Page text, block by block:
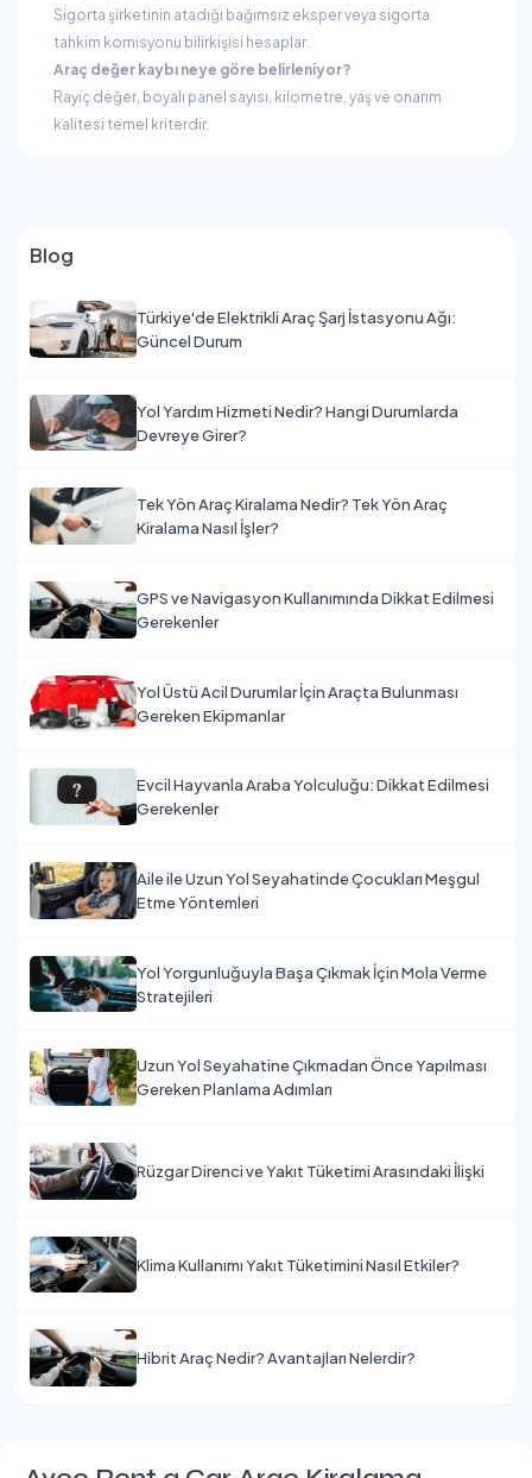
Sigorta şirketinin atadığı bağımsız eksper veya sigorta
tahkim komisyonu bilirkişisi hesaplar.
Araç değer kaybı neye göre belirleniyor?
Rayiç değer, boyalı panel sayısı, kilometre, yaş ve onarım
kalitesi temel kriterdir.
Blog
Türkiye'de Elektrikli Araç Şarj İstasyonu Ağı:
Güncel Durum
Yol Yardım Hizmeti Nedir? Hangi Durumlarda
Devreye Girer?
Tek Yön Araç Kiralama Nedir? Tek Yön Araç
Kiralama Nasıl İşler?
GPS ve Navigasyon Kullanımında Dikkat Edilmesi
Gerekenler
Yol Üstü Acil Durumlar İçin Araçta Bulunması
Gereken Ekipmanlar
Evcil Hayvanla Araba Yolculuğu: Dikkat Edilmesi
Gerekenler
Aile ile Uzun Yol Seyahatinde Çocukları Meşgul
Etme Yöntemleri
Yol Yorgunluğuyla Başa Çıkmak İçin Mola Verme
Stratejileri
Uzun Yol Seyahatine Çıkmadan Önce Yapılması
Gereken Planlama Adımları
Rüzgar Direnci ve Yakıt Tüketimi Arasındaki İlişki
Klima Kullanımı Yakıt Tüketimini Nasıl Etkiler?
Hibrit Araç Nedir? Avantajları Nelerdir?